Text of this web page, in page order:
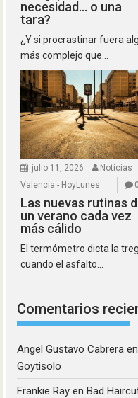
necesidad… o una
tara?
¿Y si procrastinar fuera
más complejo que...
julio 11, 2026
Noticias
Valencia - HoyLunes
0
Las nuevas rutinas
un verano cada vez
más cálido
El termómetro dicta la
cuando el asfalto...
Comentarios
Angel Gustavo Cabrera
Goytisolo
Frankie Ray enBad